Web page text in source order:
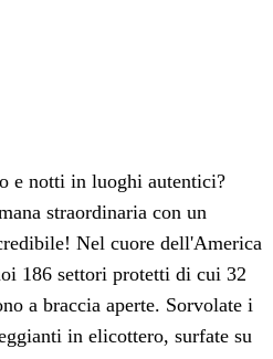
e notti in luoghi autentici?
straordinaria con un
Nel cuore dell'America
186 settori protetti di cui 32
a braccia aperte. Sorvolate i
in elicottero, surfate su